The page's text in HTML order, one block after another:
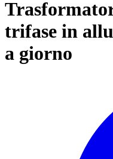
trifase in
a giorno